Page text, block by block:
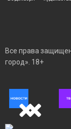
Все права
город». 18+